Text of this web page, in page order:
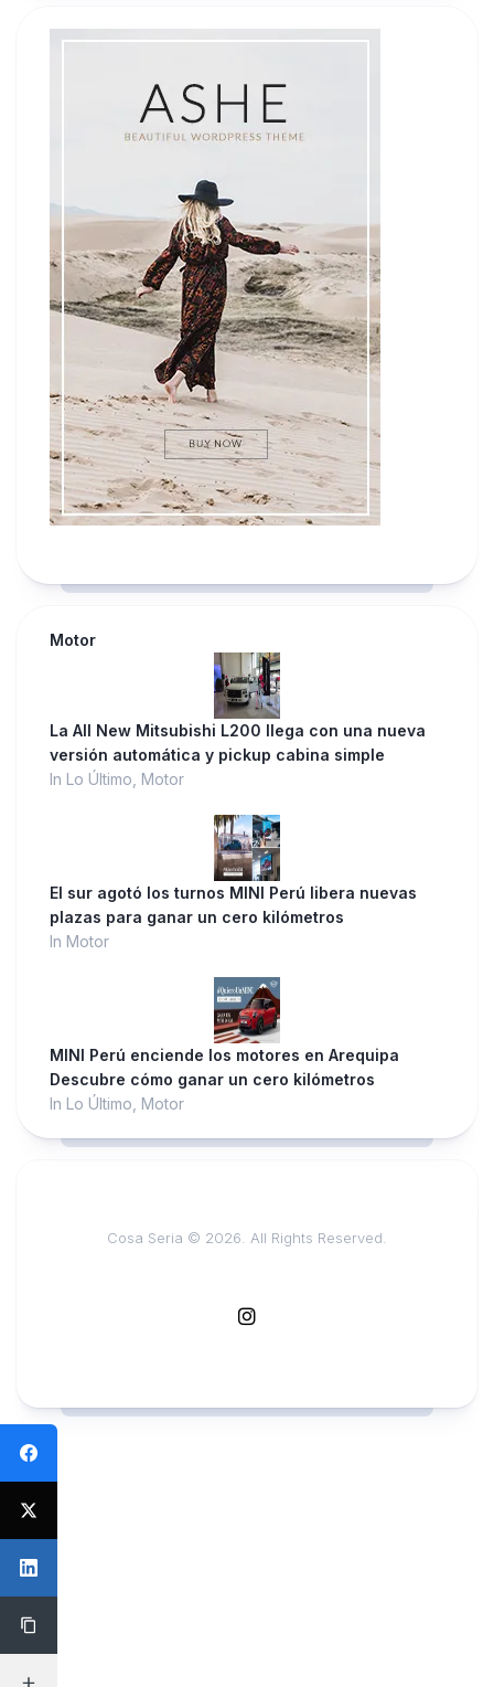
Motor
La All New Mitsubishi L200 llega con una nueva
versión automática y pickup cabina simple
In Lo Último, Motor
El sur agotó los turnos MINI Perú libera nuevas
plazas para ganar un cero kilómetros
In Motor
MINI Perú enciende los motores en Arequipa
Descubre cómo ganar un cero kilómetros
In Lo Último, Motor
Cosa Seria © 2026. All Rights Reserved.